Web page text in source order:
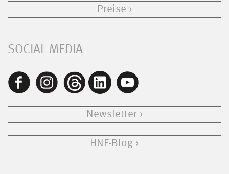
Preise
SOCIAL MEDIA
Newsletter
HNF-Blog